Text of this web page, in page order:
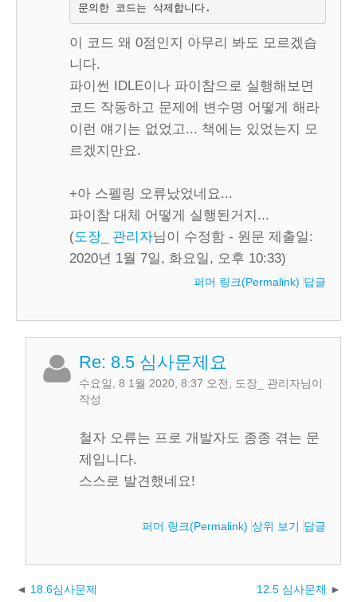
문의한 코드는 삭제합니다.
이 코드 왜 0점인지 아무리 봐도 모르겠습
니다.
파이썬 IDLE이나 파이참으로 실행해보면
코드 작동하고 문제에 변수명 어떻게 해라
이런 얘기는 없었고... 책에는 있었는지 모
르겠지만요.
+아 스펠링 오류났었네요...
파이참 대체 어떻게 실행된거지...
(도장_ 관리자님이 수정함 - 원문 제출일:
2020년 1월 7일, 화요일, 오후 10:33)
퍼머 링크(Permalink) 답글
Re: 8.5 심사문제요
수요일, 8 1월 2020, 8:37 오전 도장_ 관리자님이
작성
철자 오류는 프로 개발자도 종종 겪는 문
제입니다.
스스로 발견했네요!
퍼머 링크(Permalink) 상위 보기 답글
18.6심사문제 12.5 심사문제